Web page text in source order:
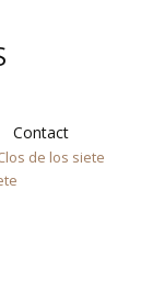
Contact